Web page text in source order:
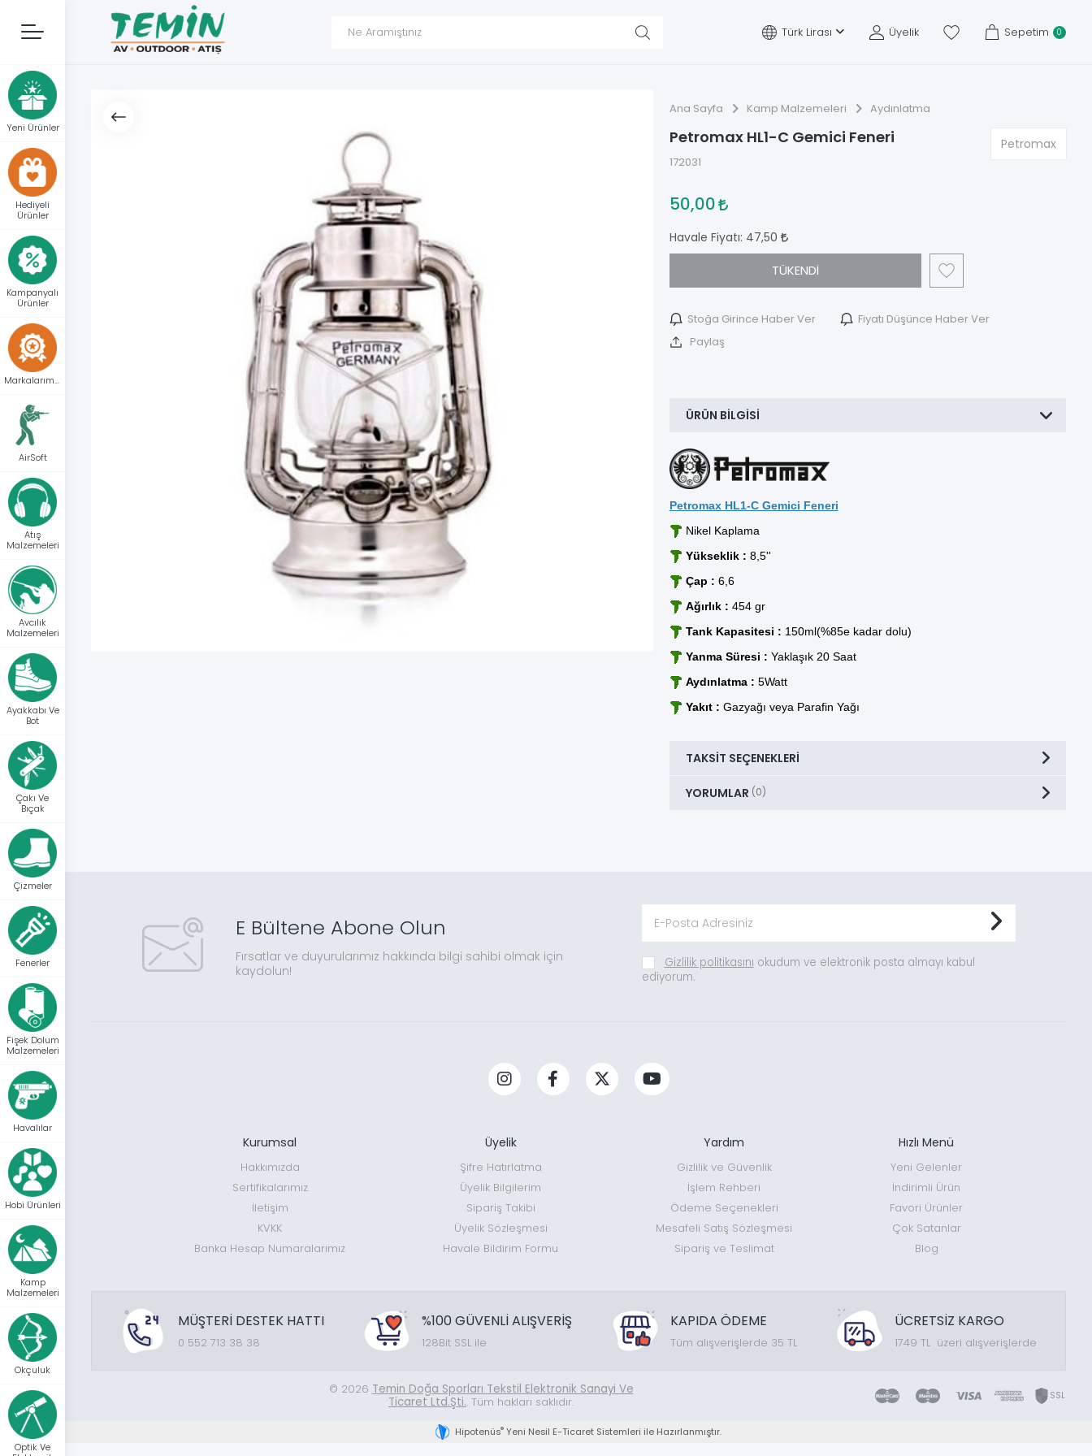
Türk Lirası Üyelik Sepetim 0
Yeni Ürünler
Hediyeli
Ürünler
Kampanyalı
Ürünler
AirSoft
Atış
Malzemeleri
Avcılık
Malzemeleri
Ayakkabı Ve
Bot
Çakı Ve
Bıçak
Çizmeler
Fenerler
Fişek Dolum
Malzemeleri
Havalılar
Hobi Ürünleri
Kamp
Malzemeleri
Okçuluk
Optik Ve
Ana Sayfa Kamp Malzemeleri Aydınlatma
Petromax HL1-C Gemici Feneri
172031
Petromax
50,00
Havale Fiyatı: 47,50
TÜKENDİ
Stoğa Girince Haber Ver Fiyatı Düşünce Haber Ver
Paylaş
ÜRÜN BILGISI
Petromax HL1-C Gemici Feneri
Nikel Kaplama
Yükseklik : 8,5''
Çap : 6,6
Ağırlık : 454 gr
Tank Kapasitesi : 150ml(%85e kadar dolu)
Yanma Süresi : Yaklaşık 20 Saat
Aydınlatma : 5Watt
Yakıt : Gazyağı veya Parafin Yağı
TAKSIT SEÇENEKLERI
YORUMLAR (0)
E Bültene Abone Olun
Fırsatlar ve duyurularımız hakkında bilgi sahibi olmak için
kaydolun!
Gizlilik politikasını okudum ve elektronik posta almayı kabul
ediyorum.
Kurumsal
Hakkımızda
Sertifikalarımız
İletişim
KVKK
Banka Hesap Numaralarımız
Üyelik
Şifre Hatırlatma
Üyelik Bilgilerim
Sipariş Takibi
Üyelik Sözleşmesi
Havale Bildirim Formu
Yardım
Gizlilik ve Güvenlik
İşlem Rehberi
Ödeme Seçenekleri
Mesafeli Satış Sözleşmesi
Sipariş ve Teslimat
Hızlı Menü
Yeni Gelenler
İndirimli Ürün
Favori Ürünler
Çok Satanlar
Blog
MÜŞTERİ DESTEK HATTI
0 552 713 38 38
%100 GÜVENLİ ALIŞVERİŞ
128Bit SSL ile
KAPIDA ÖDEME
Tüm alışverişlerde 35 TL
ÜCRETSİZ KARGO
1749 TL üzeri alışverişlerde
© 2026
Temin Doğa Sporları Tekstil Elektronik Sanayi Ve
Ticaret Ltd.Şti. . Tüm hakları saklıdır.
Hipotenüs®Yeni Nesil E-Ticaret Sistemleri ile Hazırlanmıştır.